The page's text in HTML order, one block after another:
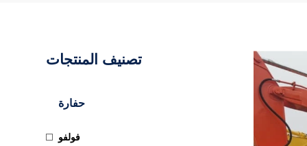
تصنيف المنتجات
حفارة
فولفو